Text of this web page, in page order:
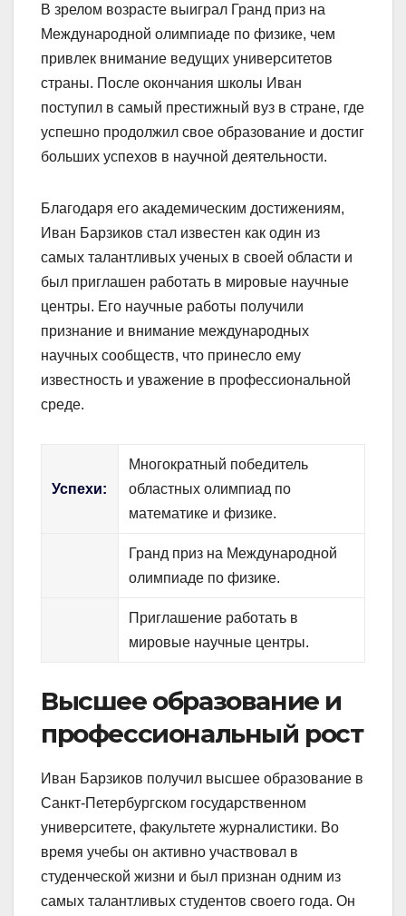
В зрелом возрасте выиграл Гранд приз на
Международной олимпиаде по физике, чем
привлек внимание ведущих университетов
страны. После окончания школы Иван
поступил в самый престижный вуз в стране, где
успешно продолжил свое образование и достиг
больших успехов в научной деятельности.
Благодаря его академическим достижениям,
Иван Барзиков стал известен как один из
самых талантливых ученых в своей области и
был приглашен работать в мировые научные
центры. Его научные работы получили
признание и внимание международных
научных сообществ, что принесло ему
известность и уважение в профессиональной
среде.
Успехи:
Многократный победитель
областных олимпиад по
математике и физике.
Гранд приз на Международной
олимпиаде по физике.
Приглашение работать в
мировые научные центры.
Высшее образование и
профессиональный рост
Иван Барзиков получил высшее образование в
Санкт-Петербургском государственном
университете, факультете журналистики. Во
время учебы он активно участвовал в
студенческой жизни и был признан одним из
самых талантливых студентов своего года. Он